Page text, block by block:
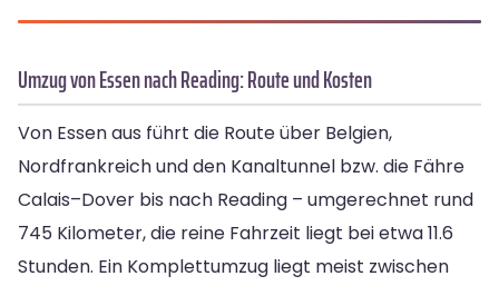
Umzug von Essen nach Reading: Route und Kosten
Von Essen aus führt die Route über Belgien,
Nordfrankreich und den Kanaltunnel bzw. die Fähre
Calais–Dover bis nach Reading – umgerechnet rund
745 Kilometer, die reine Fahrzeit liegt bei etwa 11.6
Stunden. Ein Komplettumzug liegt meist zwischen